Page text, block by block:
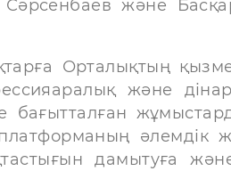
Сәрсенбаев және
Орталықтың
және
бағытталған
әлемдік
дамытуға